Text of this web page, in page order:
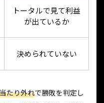
トータルで見て利益
が出ているか
決められていない
たり外れで勝敗を判定し